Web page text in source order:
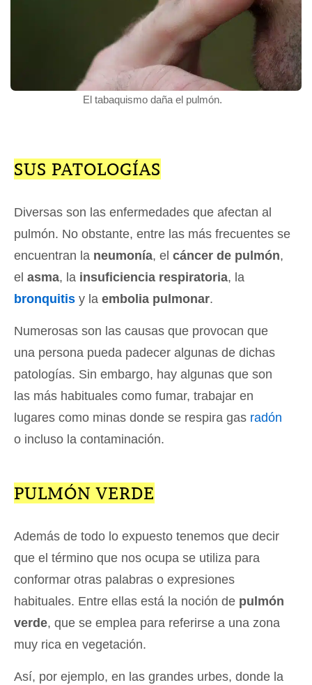
El tabaquismo daña el pulmón.
SUS PATOLOGÍAS
Diversas son las enfermedades que afectan al
pulmón. No obstante, entre las más frecuentes se
encuentran la neumonía, el cáncer de pulmón,
el asma, la insuficiencia respiratoria, la
bronquitis y la embolia pulmonar.
Numerosas son las causas que provocan que
una persona pueda padecer algunas de dichas
patologías. Sin embargo, hay algunas que son
las más habituales como fumar, trabajar en
lugares como minas donde se respira gas radón
o incluso la contaminación.
PULMÓN VERDE
Además de todo lo expuesto tenemos que decir
que el término que nos ocupa se utiliza para
conformar otras palabras o expresiones
habituales. Entre ellas está la noción de pulmón
verde, que se emplea para referirse a una zona
muy rica en vegetación.
Así, por ejemplo, en las grandes urbes, donde la